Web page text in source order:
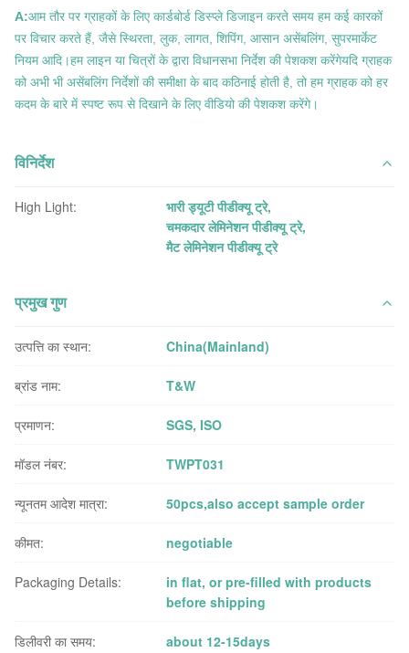
A:आम तौर पर ग्राहकों के लिए कार्डबोर्ड डिस्प्ले डिजाइन करते समय हम कई कारकों
पर विचार करते हैं, जैसे स्थिरता, लुक, लागत, शिपिंग, आसान असेंबलिंग, सुपरमार्केट
नियम आदि।हम लाइन या चित्रों के द्वारा विधानसभा निर्देश की पेशकश करेंगेयदि ग्राहक
को अभी भी असेंबलिंग निर्देशों की समीक्षा के बाद कठिनाई होती है, तो हम ग्राहक को हर
कदम के बारे में स्पष्ट रूप से दिखाने के लिए वीडियो की पेशकश करेंगे।
विनिर्देश
High Light: भारी ड्यूटी पीडीक्यू ट्रे,
चमकदार लेमिनेशन पीडीक्यू ट्रे,
मैट लेमिनेशन पीडीक्यू ट्रे
प्रमुख गुण
उत्पत्ति का स्थान: China(Mainland)
ब्रांड नाम: T&W
प्रमाणन: SGS, ISO
मॉडल नंबर: TWPT031
न्यूनतम आदेश मात्रा: 50pcs,also accept sample order
कीमत: negotiable
Packaging Details:
in flat, or pre-filled with products
before shipping
डिलीवरी का समय: about 12-15days